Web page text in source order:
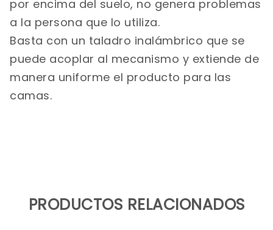
por encima del suelo, no genera problemas
a la persona que lo utiliza.
Basta con un taladro inalámbrico que se
puede acoplar al mecanismo y extiende de
manera uniforme el producto para las
camas.
PRODUCTOS RELACIONADOS